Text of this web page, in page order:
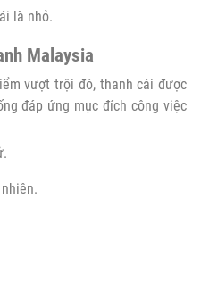
là nhỏ.
Malaysia
vượt trội đó, thanh cái được
đáp ứng mục đích công việc